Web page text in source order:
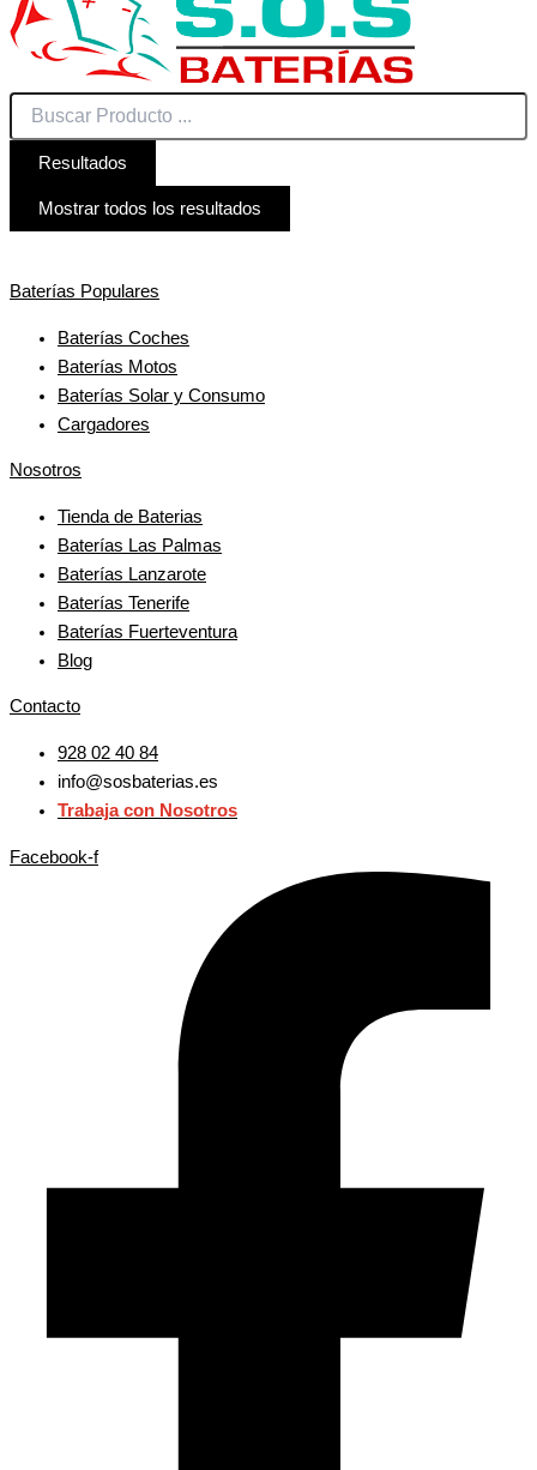
Resultados
Mostrar todos los resultados
Baterías Populares
Baterías Coches
Baterías Motos
Baterías Solar y Consumo
Cargadores
Nosotros
Tienda de Baterias
Baterías Las Palmas
Baterías Lanzarote
Baterías Tenerife
Baterías Fuerteventura
Blog
Contacto
928 02 40 84
info@sosbaterias.es
Trabaja con Nosotros
Facebook-f